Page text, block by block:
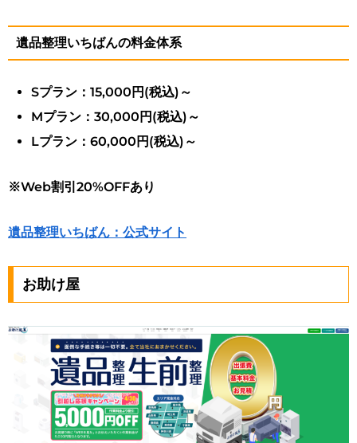
遺品整理いちばんの料金体系
Sプラン：15,000円(税込)～
Mプラン：30,000円(税込)～
Lプラン：60,000円(税込)～
※Web割引20%OFFあり
遺品整理いちばん：公式サイト
お助け屋